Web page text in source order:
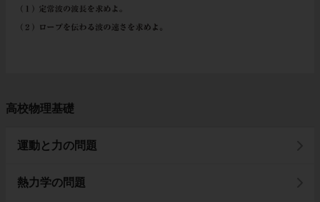
高校物理基礎
運動と力の問題
熱力学の問題